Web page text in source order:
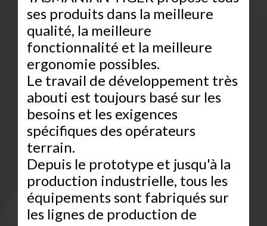
ses produits dans la meilleure
qualité, la meilleure
fonctionnalité et la meilleure
ergonomie possibles.
Le travail de développement très
abouti est toujours basé sur les
besoins et les exigences
spécifiques des opérateurs
terrain.
Depuis le prototype et jusqu'à la
production industrielle, tous les
équipements sont fabriqués sur
les lignes de production de